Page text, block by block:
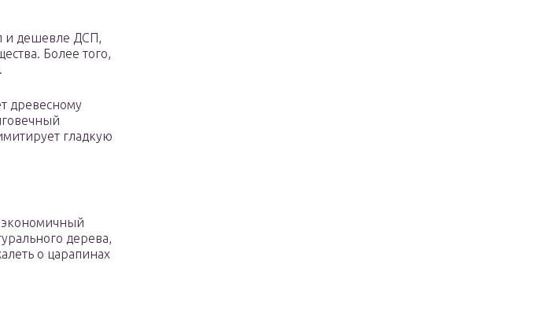
и дешевле ДСП,
Более того,
древесному
гладкую
дерева,
о царапинах